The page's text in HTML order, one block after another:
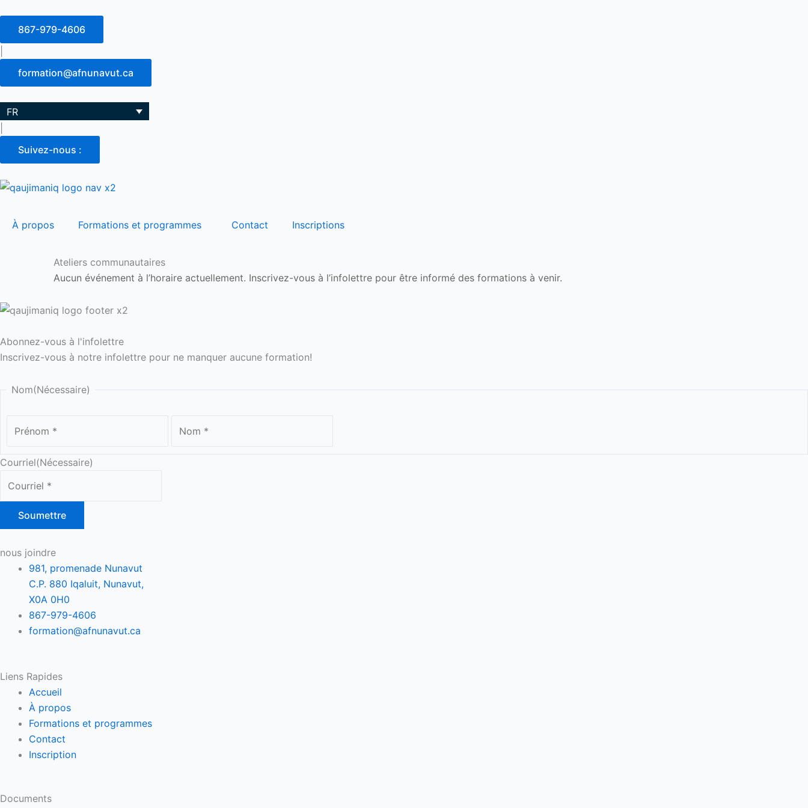
867-979-4606
formation@afnunavut.ca
FR
Suivez-nous :
À propos Formations et programmes Contact Inscriptions
Ateliers communautaires
Aucun événement à l’horaire actuellement. Inscrivez-vous à l’infolettre pour être informé des formations à venir.
Abonnez-vous à l'infolettre
Inscrivez-vous à notre infolettre pour ne manquer aucune formation!
Nom(Nécessaire)
Courriel(Nécessaire)
Soumettre
nous joindre
981, promenade Nunavut
C.P. 880 Iqaluit, Nunavut,
X0A 0H0
867-979-4606
formation@afnunavut.ca
Liens Rapides
Main
Menu
Accueil
À propos
Formations et programmes
Contact
Inscription
Documents